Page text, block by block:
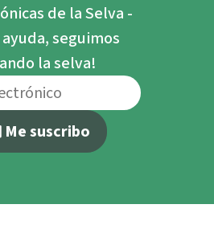
de la Selva -
ayuda, seguimos
la selva!
Me suscribo